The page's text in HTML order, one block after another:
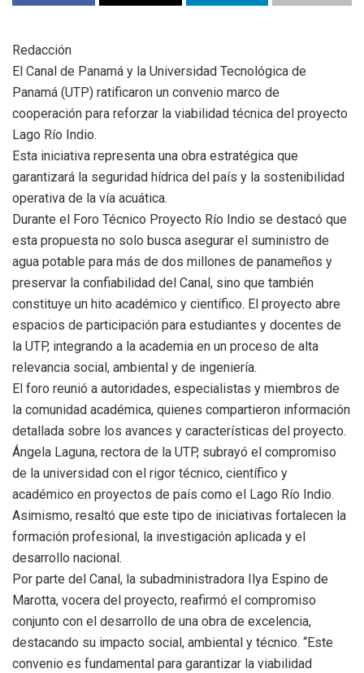
Redacción
El Canal de Panamá y la Universidad Tecnológica de
Panamá (UTP) ratificaron un convenio marco de
cooperación para reforzar la viabilidad técnica del proyecto
Lago Río Indio.
Esta iniciativa representa una obra estratégica que
garantizará la seguridad hídrica del país y la sostenibilidad
operativa de la vía acuática.
Durante el Foro Técnico Proyecto Río Indio se destacó que
esta propuesta no solo busca asegurar el suministro de
agua potable para más de dos millones de panameños y
preservar la confiabilidad del Canal, sino que también
constituye un hito académico y científico. El proyecto abre
espacios de participación para estudiantes y docentes de
la UTP, integrando a la academia en un proceso de alta
relevancia social, ambiental y de ingeniería.
El foro reunió a autoridades, especialistas y miembros de
la comunidad académica, quienes compartieron información
detallada sobre los avances y características del proyecto.
Ángela Laguna, rectora de la UTP, subrayó el compromiso
de la universidad con el rigor técnico, científico y
académico en proyectos de país como el Lago Río Indio.
Asimismo, resaltó que este tipo de iniciativas fortalecen la
formación profesional, la investigación aplicada y el
desarrollo nacional.
Por parte del Canal, la subadministradora Ilya Espino de
Marotta, vocera del proyecto, reafirmó el compromiso
conjunto con el desarrollo de una obra de excelencia,
destacando su impacto social, ambiental y técnico. “Este
convenio es fundamental para garantizar la viabilidad